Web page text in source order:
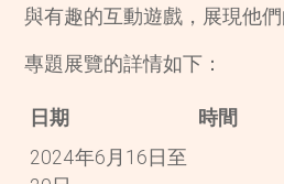
與有趣的互動遊戲，展現他們
專題展覽的詳情如下：
日期 時間
2024年6月16日至